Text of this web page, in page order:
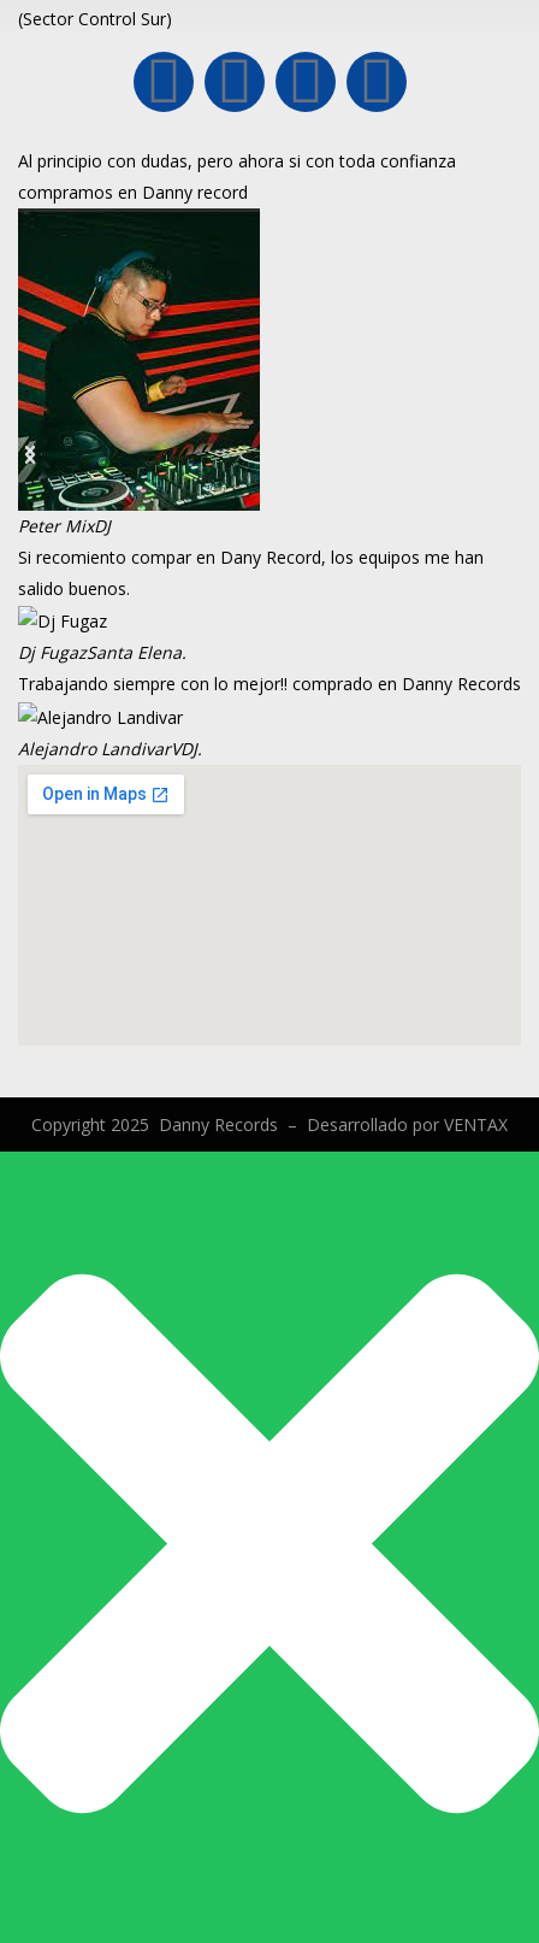
(Sector Control Sur)
Al principio con dudas, pero ahora si con toda confianza
compramos en Danny record
Peter MixDJ
Si recomiento compar en Dany Record, los equipos me han
salido buenos.
Dj FugazSanta Elena.
Trabajando siempre con lo mejor!! comprado en Danny Records
Alejandro LandivarVDJ.
Copyright 2025 Danny Records – Desarrollado por VENTAX